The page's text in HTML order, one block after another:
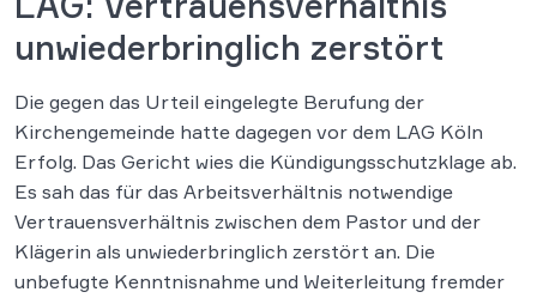
unwiederbringlich zerstört
Die gegen das Urteil eingelegte Berufung der
Kirchengemeinde hatte dagegen vor dem LAG Köln
Erfolg. Das Gericht wies die Kündigungsschutzklage ab.
Es sah das für das Arbeitsverhältnis notwendige
Vertrauensverhältnis zwischen dem Pastor und der
Klägerin als unwiederbringlich zerstört an. Die
unbefugte Kenntnisnahme und Weiterleitung fremder